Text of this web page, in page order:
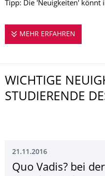
Tipp: Die 'Neuigkeiten' könnt
MEHR ERFAHREN
WICHTIGE
STUDIERENDE
21.11.2016
Quo Vadis? bei